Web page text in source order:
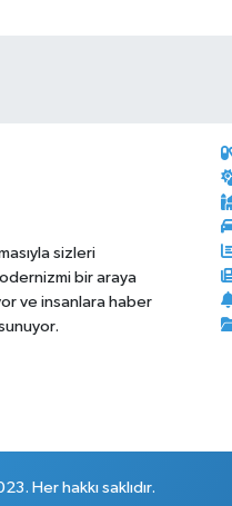
sizleri
bir araya
ve insanlara haber
Her hakkı saklıdır.